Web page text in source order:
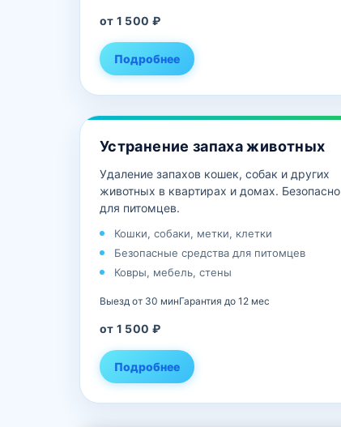
от 1 500 ₽
Подробнее
Устранение запаха животных
Удаление запахов кошек, собак и других
животных в квартирах и домах. Безопасно
для питомцев.
Кошки, собаки, метки, клетки
Безопасные средства для питомцев
Ковры, мебель, стены
Выезд от 30 минГарантия до 12 мес
от 1 500 ₽
Подробнее